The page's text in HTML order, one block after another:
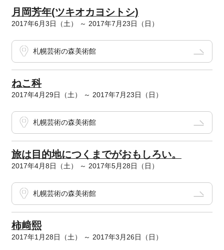
月岡芳年(ツキオカヨシトシ)
2017年6月3日（土） ～ 2017年7月23日（日）
札幌芸術の森美術館
ねこ科
2017年4月29日（土） ～ 2017年7月23日（日）
札幌芸術の森美術館
旅は目的地につくまでがおもしろい。
2017年4月8日（土） ～ 2017年5月28日（日）
札幌芸術の森美術館
柿﨑熙
2017年1月28日（土） ～ 2017年3月26日（日）